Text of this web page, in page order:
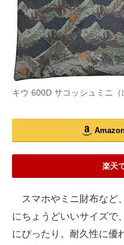
キウ 600D サコッシュミニ（
楽天
スマホやミニ財布など
にちょうどいいサイズで
にぴったり。耐久性に優